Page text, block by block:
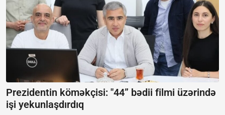
Prezidentin köməkçisi: "44” bədii filmi üzərində
işi yekunlaşdırdıq